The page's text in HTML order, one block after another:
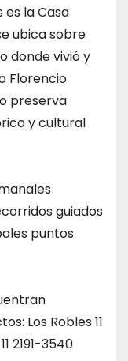
la Casa
ubica sobre
donde vivió y
Florencio
preserva
y cultural
guiados
puntos
Los Robles 11
2191-3540